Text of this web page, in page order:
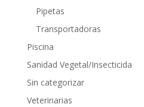
Pipetas
Transportadoras
Piscina
Sanidad Vegetal/Insecticida
Sin categorizar
Veterinarias